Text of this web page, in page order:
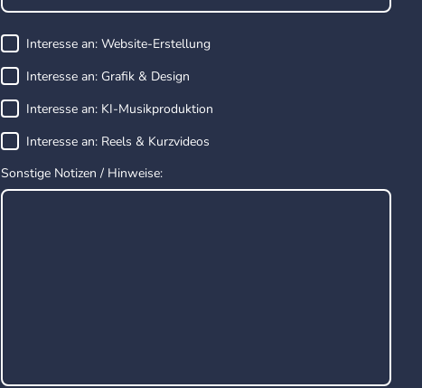
Interesse an: Website-Erstellung
Interesse an: Grafik & Design
Interesse an: KI-Musikproduktion
Interesse an: Reels & Kurzvideos
Sonstige Notizen / Hinweise: